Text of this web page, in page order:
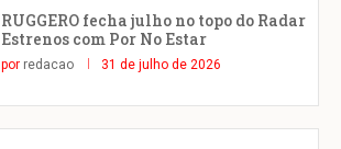
RUGGERO fecha julho no topo do Radar
Estrenos com Por No Estar
por redacao 31 de julho de 2026